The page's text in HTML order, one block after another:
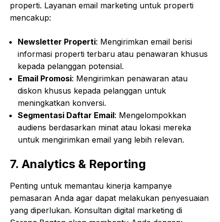
properti. Layanan email marketing untuk properti
mencakup:
Newsletter Properti: Mengirimkan email berisi
informasi properti terbaru atau penawaran khusus
kepada pelanggan potensial.
Email Promosi: Mengirimkan penawaran atau
diskon khusus kepada pelanggan untuk
meningkatkan konversi.
Segmentasi Daftar Email: Mengelompokkan
audiens berdasarkan minat atau lokasi mereka
untuk mengirimkan email yang lebih relevan.
7. Analytics & Reporting
Penting untuk memantau kinerja kampanye
pemasaran Anda agar dapat melakukan penyesuaian
yang diperlukan. Konsultan digital marketing di